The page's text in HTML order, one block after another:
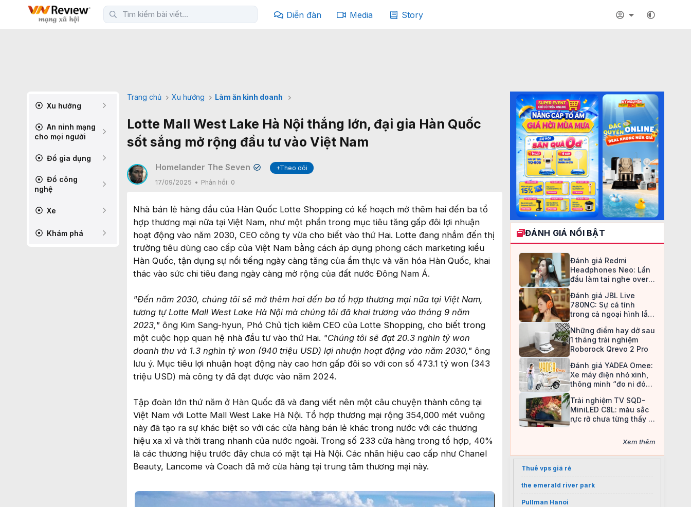
Diễn đàn Media Story
Xu hướng
An ninh mạng
cho mọi người
Đồ gia dụng
Đồ công
nghệ
Xe
Khám phá
Trang chủ Xu hướng Làm ăn kinh doanh
Lotte Mall West Lake Hà Nội thắng lớn, đại gia Hàn Quốc
sốt sắng mở rộng đầu tư vào Việt Nam
Homelander The Seven ✔
+Theo dõi
17/09/2025
Phản hồi: 0
Nhà bán lẻ hàng đầu của Hàn Quốc Lotte Shopping có kế hoạch mở thêm hai đến ba tổ
hợp thương mại nữa tại Việt Nam, như một phần trong mục tiêu tăng gấp đôi lợi nhuận
hoạt động vào năm 2030, CEO công ty vừa cho biết vào thứ Hai. Lotte đang nhắm đến thị
trường tiêu dùng cao cấp của Việt Nam bằng cách áp dụng phong cách marketing kiểu
Hàn Quốc, tận dụng sự nổi tiếng ngày càng tăng của ẩm thực và văn hóa Hàn Quốc, khai
thác vào sức chi tiêu đang ngày càng mở rộng của đất nước Đông Nam Á.
"Đến năm 2030, chúng tôi sẽ mở thêm hai đến ba tổ hợp thương mại nữa tại Việt Nam,
tương tự Lotte Mall West Lake Hà Nội mà chúng tôi đã khai trương vào tháng 9 năm
2023," ông Kim Sang-hyun, Phó Chủ tịch kiêm CEO của Lotte Shopping, cho biết trong
một cuộc họp quan hệ nhà đầu tư vào thứ Hai. "Chúng tôi sẽ đạt 20.3 nghìn tỷ won
doanh thu và 1.3 nghìn tỷ won (940 triệu USD) lợi nhuận hoạt động vào năm 2030," ông
lưu ý. Mục tiêu lợi nhuận hoạt động này cao hơn gấp đôi so với con số 473.1 tỷ won (343
triệu USD) mà công ty đã đạt được vào năm 2024.
Tập đoàn lớn thứ năm ở Hàn Quốc đã và đang viết nên một câu chuyện thành công tại
Việt Nam với Lotte Mall West Lake Hà Nội. Tổ hợp thương mại rộng 354,000 mét vuông
này đã tạo ra sự khác biệt so với các cửa hàng bán lẻ khác trong nước với các thương
hiệu xa xỉ và thời trang nhanh của nước ngoài. Trong số 233 cửa hàng trong tổ hợp, 40%
là các thương hiệu trước đây chưa có mặt tại Hà Nội. Các nhãn hiệu cao cấp như Chanel
Beauty, Lancome và Coach đã mở cửa hàng tại trung tâm thương mại này.
ĐÁNH GIÁ NỔI BẬT
Đánh giá Redmi
Headphones Neo: Lần
đầu làm tai nghe over-
an toàn
Đánh giá JBL Live
780NC: Sự cá tính
trong cả ngoại hình lẫn
Những điểm hay dở sau
1 tháng trải nghiệm
Roborock Qrevo 2 Pro
Đánh giá YADEA Omee:
Xe máy điện nhỏ xinh,
thông minh “đo ni đóng
Trải nghiệm TV SQD-
MiniLED C8L: màu sắc
rực rỡ chưa từng thấy ở
Xem thêm
Thuê vps giá rẻ
the emerald river park
Pullman Hanoi